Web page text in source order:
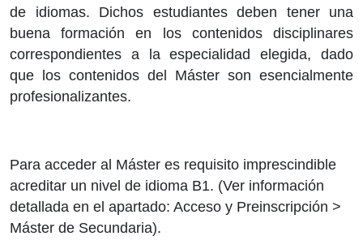
de idiomas. Dichos estudiantes deben tener una
buena formación en los contenidos disciplinares
correspondientes a la especialidad elegida, dado
que los contenidos del Máster son esencialmente
profesionalizantes.
Para acceder al Máster es requisito imprescindible
acreditar un nivel de idioma B1. (Ver información
detallada en el apartado: Acceso y Preinscripción >
Máster de Secundaria).